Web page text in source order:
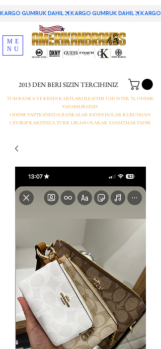
KARGO GUMRUK DAHIL
2013 DEN BERI SIZIN TERCIHINIZ
TUM BANKA VE KREDI KARTLARI ILE ISTER USD ISTER TL ODEME
YAPABILIRSINIZ
ODEME YAPTIGINIZDA BANKALAR KENDI DOLAR KURUNDAN
CEVIRIP KARTINIZA TURK LIRASI OLARAK YANSITMAKTADIR
ME
NU